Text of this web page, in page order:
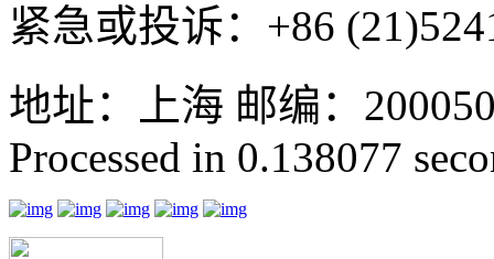
紧急或投诉：+86
地址：上海 邮编：
Processed in 0.138077